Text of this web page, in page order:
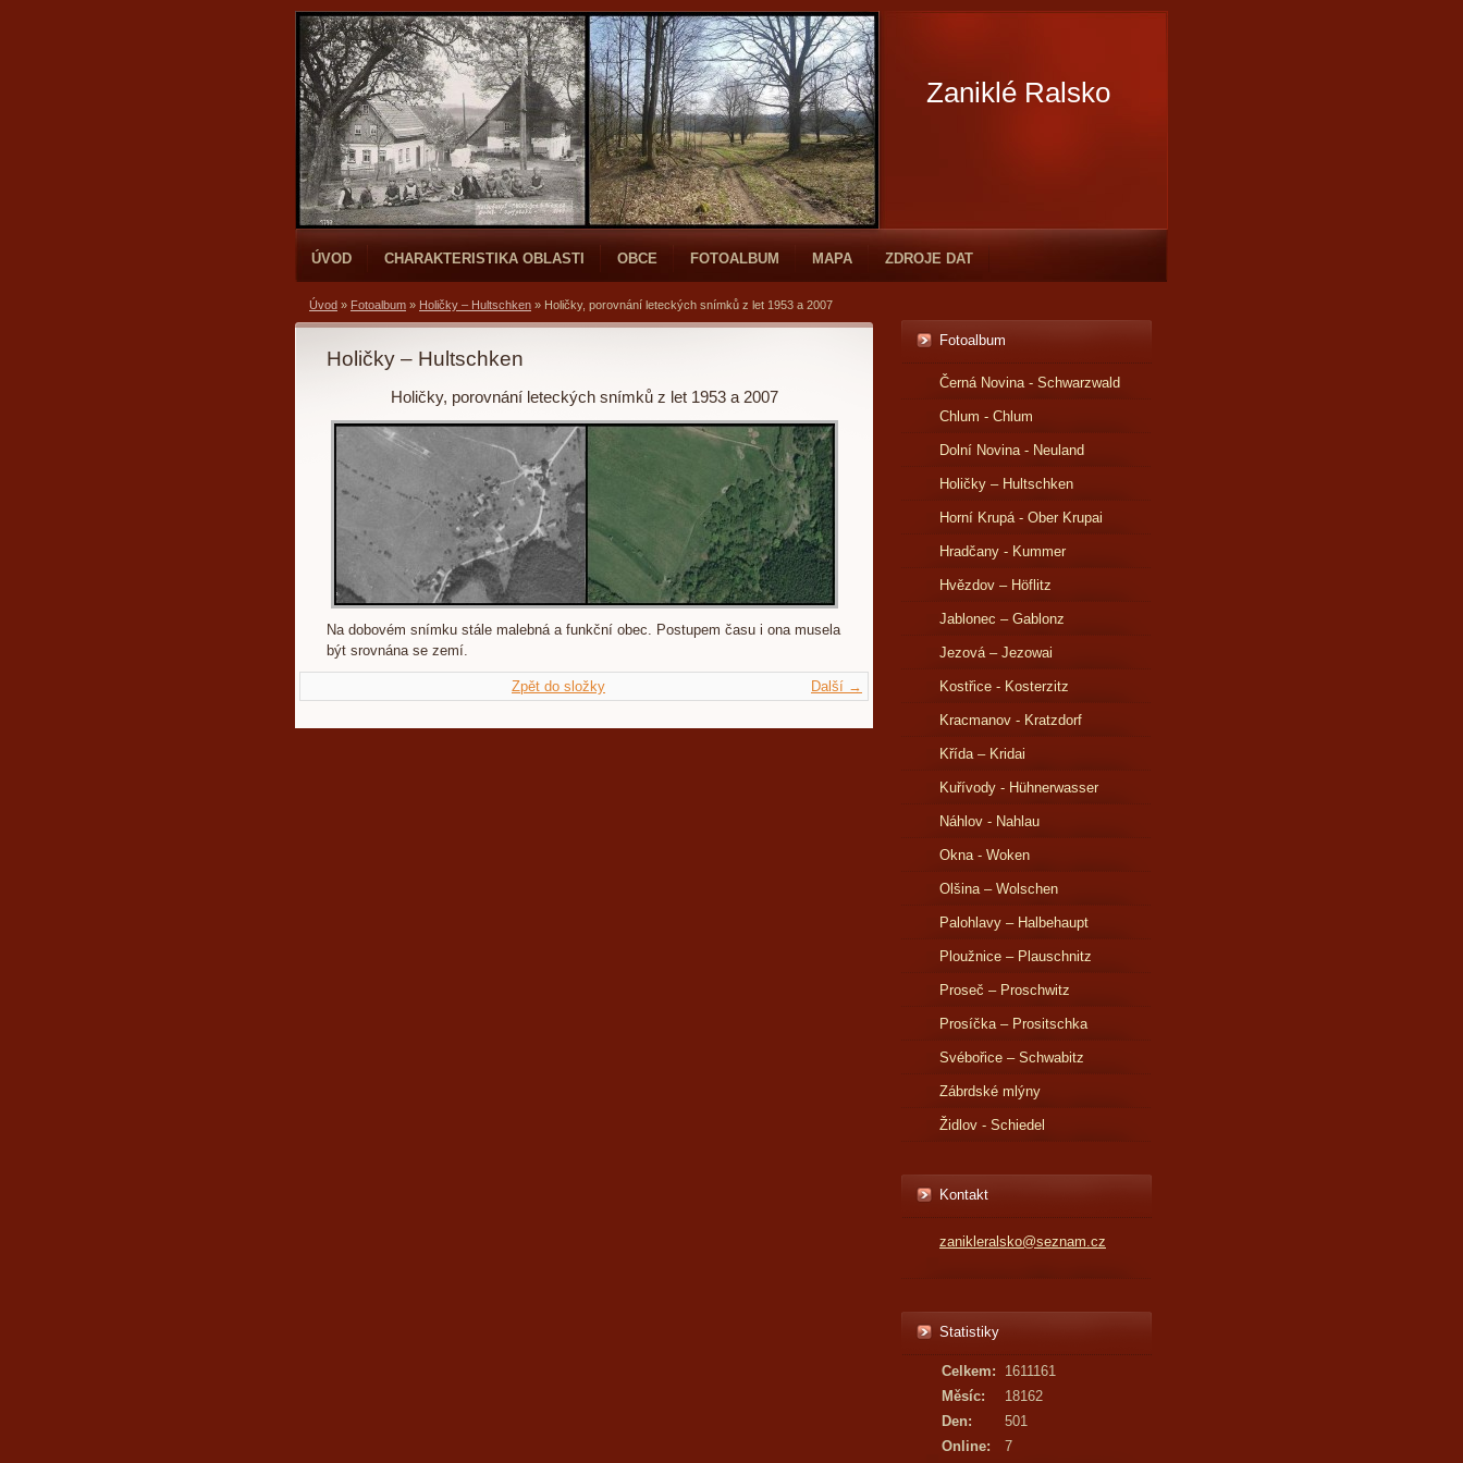
Zaniklé Ralsko
ÚVOD CHARAKTERISTIKA OBLASTI OBCE FOTOALBUM MAPA ZDROJE DAT
Úvod » Fotoalbum » Holičky – Hultschken » Holičky, porovnání leteckých snímků z let 1953 a 2007
Holičky – Hultschken
Holičky, porovnání leteckých snímků z let 1953 a 2007
Na dobovém snímku stále malebná a funkční obec. Postupem času i ona musela
být srovnána se zemí.
Další →
Zpět do složky
Fotoalbum
Černá Novina - Schwarzwald
Chlum - Chlum
Dolní Novina - Neuland
Holičky – Hultschken
Horní Krupá - Ober Krupai
Hradčany - Kummer
Hvězdov – Höflitz
Jablonec – Gablonz
Jezová – Jezowai
Kostřice - Kosterzitz
Kracmanov - Kratzdorf
Křída – Kridai
Kuřívody - Hühnerwasser
Náhlov - Nahlau
Okna - Woken
Olšina – Wolschen
Palohlavy – Halbehaupt
Ploužnice – Plauschnitz
Proseč – Proschwitz
Prosíčka – Prositschka
Svébořice – Schwabitz
Zábrdské mlýny
Židlov - Schiedel
Kontakt
zanikleralsko@seznam.cz
Statistiky
Online: 7
Celkem:
1611161
Měsíc:
18162
Den:
501